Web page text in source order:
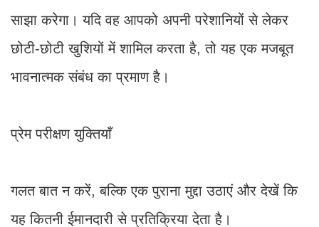
साझा करेगा। यदि वह आपको अपनी परेशानियों से लेकर
छोटी-छोटी खुशियों में शामिल करता है, तो यह एक मजबूत
भावनात्मक संबंध का प्रमाण है।
प्रेम परीक्षण युक्तियाँ
गलत बात न करें, बल्कि एक पुराना मुद्दा उठाएं और देखें कि
यह कितनी ईमानदारी से प्रतिक्रिया देता है।